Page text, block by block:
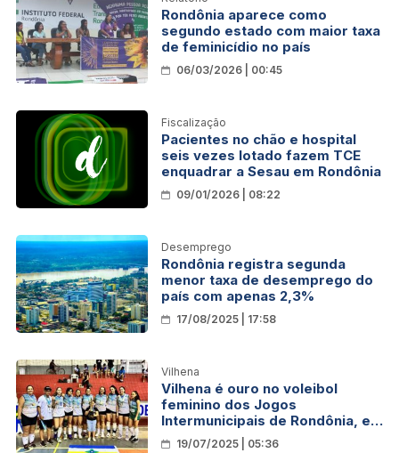
Rondônia aparece como
segundo estado com maior taxa
de feminicídio no país
06/03/2026 | 00:45
Fiscalização
Pacientes no chão e hospital
seis vezes lotado fazem TCE
enquadrar a Sesau em Rondônia
09/01/2026 | 08:22
Desemprego
Rondônia registra segunda
menor taxa de desemprego do
país com apenas 2,3%
17/08/2025 | 17:58
Vilhena
Vilhena é ouro no voleibol
feminino dos Jogos
Intermunicipais de Rondônia, em
Cacoal
19/07/2025 | 05:36